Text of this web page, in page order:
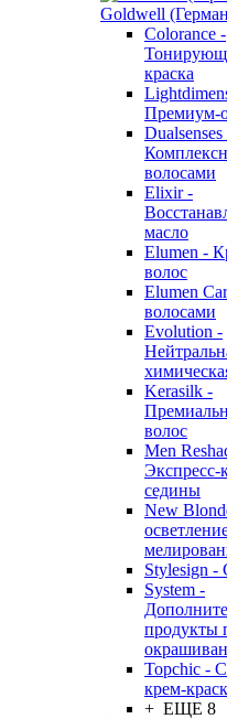
Goldwell
Colorance -
краска
Премиум-
Dualsenses
волосами
Elixir -
масло
Elumen -
волос
Elumen
волосами
Evolution -
Kerasilk -
волос
Men
Экспресс-
седины
New
Stylesign -
System -
продукты
Topchic -
крем-
+ ЕЩЕ 8